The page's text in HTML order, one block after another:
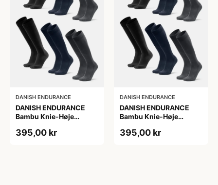
DANISH ENDURANCE
DANISH ENDURANCE
Bambu Knie-Høje
Navy Blå, 6-Pak
395,00 kr
DANISH ENDURANCE
DANISH ENDURANCE
Bambu Knie-Høje
Navy Blå, 6-Pak
395,00 kr